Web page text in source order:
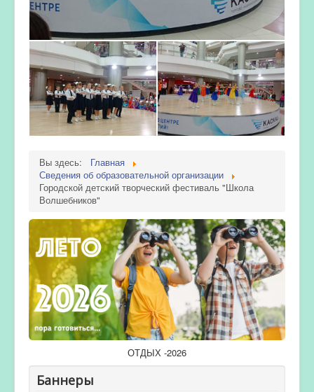
Вы здесь:
Главная
Сведения об образовательной организации
Городской детский творческий фестиваль "Школа
Волшебников"
ОТДЫХ -2026
Баннеры